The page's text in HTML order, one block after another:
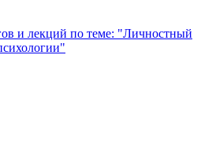
и лекций по теме: "Личностный